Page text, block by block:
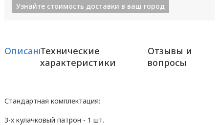
Узнайте стоимость доставки в ваш город
ОписаниеТехнические
характеристики
Отзывы и
вопросы
Стандартная комплектация:
3-х кулачковый патрон - 1 шт.